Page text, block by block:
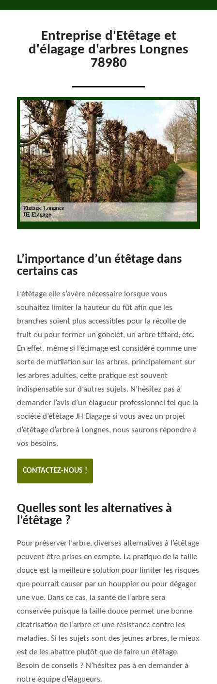
Entreprise d'Etêtage et
d'élagage d'arbres Longnes
78980
L’importance d’un étêtage dans
certains cas
L’étêtage elle s’avère nécessaire lorsque vous
souhaitez limiter la hauteur du fût afin que les
branches soient plus accessibles pour la récolte de
fruit ou pour former un gobelet, un arbre têtard, etc.
En effet, même si l’écimage est considéré comme une
sorte de mutilation sur les arbres, principalement sur
les arbres adultes, cette pratique est souvent
indispensable sur d’autres sujets. N’hésitez pas à
demander l’avis d’un élagueur professionnel tel que la
société d’étêtage JH Elagage si vous avez un projet
d’étêtage d’arbre à Longnes, nous saurons répondre à
vos besoins.
CONTACTEZ-NOUS !
Quelles sont les alternatives à
l’étêtage ?
Pour préserver l’arbre, diverses alternatives à l’étêtage
peuvent être prises en compte. La pratique de la taille
douce est la meilleure solution pour limiter les risques
que pourrait causer par un houppier ou pour dégager
une vue. Dans ce cas, la santé de l’arbre sera
conservée puisque la taille douce permet une bonne
cicatrisation de l’arbre et une résistance contre les
maladies. Si les sujets sont des jeunes arbres, le mieux
est de les abattre plutôt que de faire un étêtage.
Besoin de conseils ? N’hésitez pas à en demander à
notre équipe d’élagueurs.